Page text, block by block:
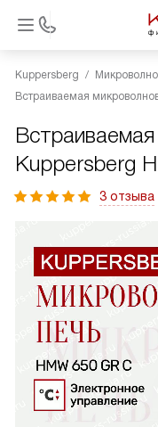
Kuppersberg
Встраиваемая
Kuppersberg
3 отзыва